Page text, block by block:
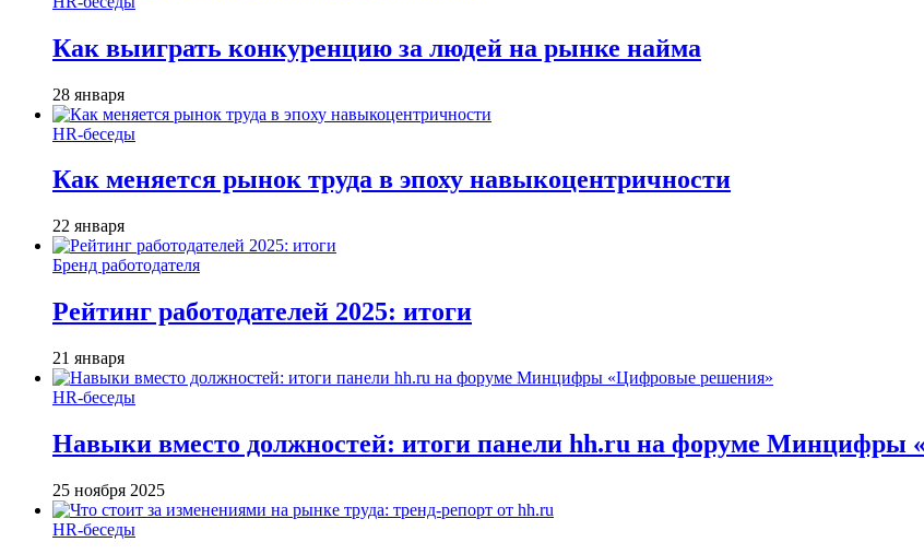
Как выиграть конкуренцию за людей на рынке найма
28 января
HR-беседы
Как меняется рынок труда в эпоху навыкоцентричности
22 января
Бренд работодателя
Рейтинг работодателей 2025: итоги
21 января
HR-беседы
Навыки вместо должностей: итоги панели hh.ru на форуме Минцифры
25 ноября 2025
HR-беседы